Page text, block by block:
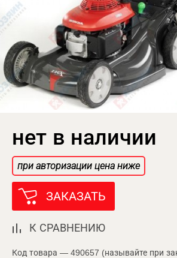
нет в наличии
при авторизации цена ниже
ЗАКАЗАТЬ
К СРАВНЕНИЮ
Код товара — 490657 (называйте при